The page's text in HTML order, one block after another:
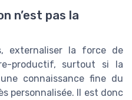
n’est pas la
externaliser la force de
productif, surtout si la
connaissance fine du
personnalisée. Il est donc